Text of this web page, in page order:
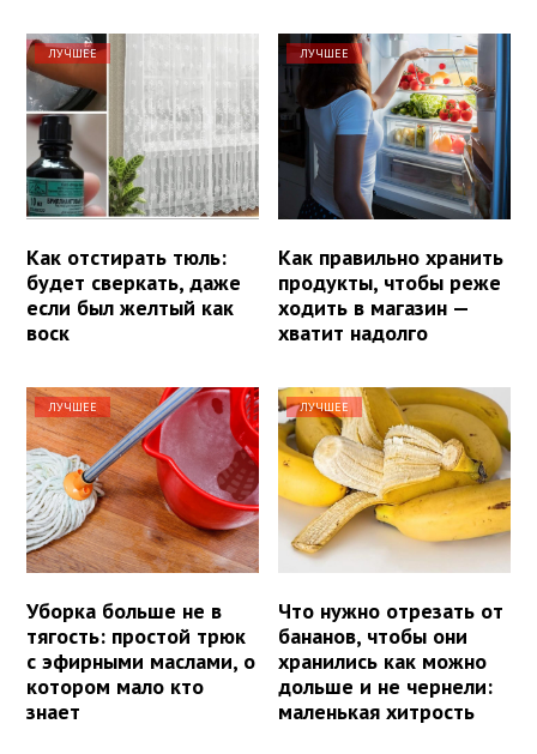
ЛУЧШЕЕ
Как отстирать тюль:
будет сверкать, даже
если был желтый как
воск
ЛУЧШЕЕ
Как правильно хранить
продукты, чтобы реже
ходить в магазин —
хватит надолго
ЛУЧШЕЕ
Уборка больше не в
тягость: простой трюк
с эфирными маслами, о
котором мало кто
знает
ЛУЧШЕЕ
Что нужно отрезать от
бананов, чтобы они
хранились как можно
дольше и не чернели:
маленькая хитрость